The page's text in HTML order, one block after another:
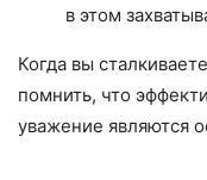
в этом
Когда вы
помнить, что
уважение являются